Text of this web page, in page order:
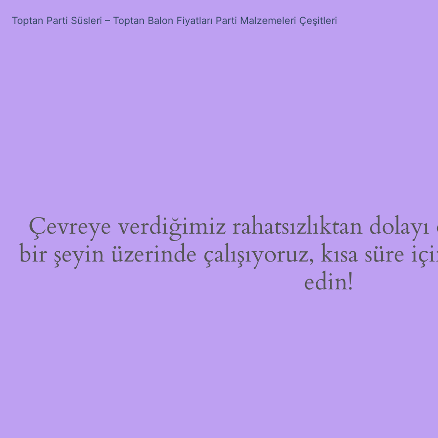
Toptan Parti Süsleri – Toptan Balon Fiyatları Parti Malzemeleri Çeşitleri
Çevreye verdiğimiz rahatsızlıktan
bir şeyin üzerinde çalışıyoruz, kısa süre
edin!